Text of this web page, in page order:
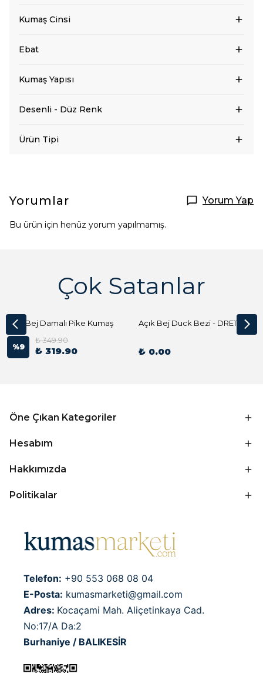
Kumaş Cinsi
Ebat
Kumaş Yapısı
Desenli - Düz Renk
Ürün Tipi
Yorumlar Yorum Yap
Bu ürün için henüz yorum yapılmamış.
Çok Satanlar
Açık Bej Damalı Pike Kumaş
%9
₺ 349.90
₺ 319.90
Açık Bej Duck Bezi - DRE1144 Kumaş Peçete
₺ 0.00
Öne Çıkan Kategoriler
Hesabım
Hakkımızda
Politikalar
Telefon: +90 553 068 08 04
E-Posta: kumasmarketi@gmail.com
Adres: Kocaçami Mah. Aliçetinkaya Cad.
No:17/A Da:2
Burhaniye / BALIKESİR